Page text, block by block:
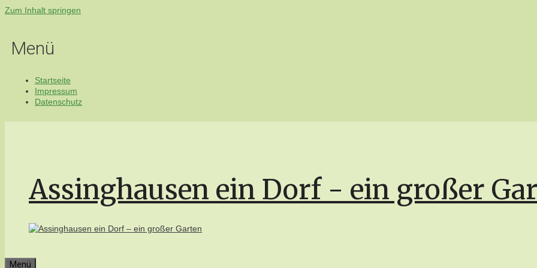
Zum Inhalt springen
Menü
Startseite
Impressum
Datenschutz
Assinghausen ein Dorf - ein großer
Menü